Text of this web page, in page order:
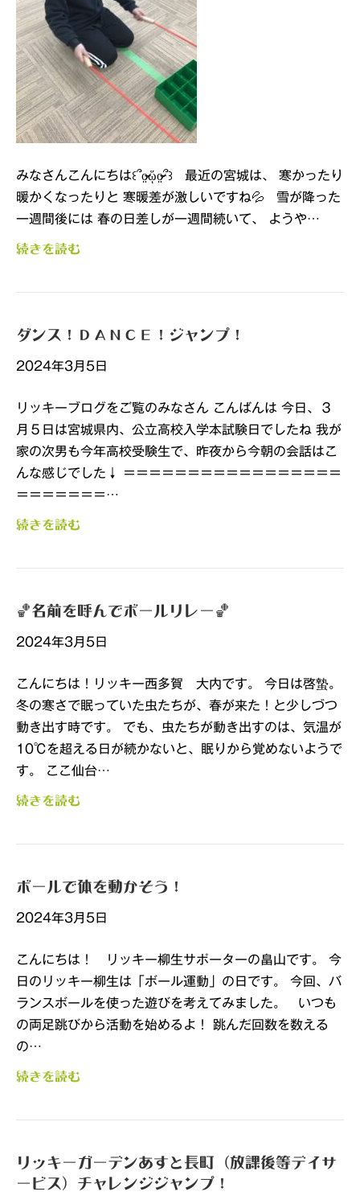
みなさんこんにちは꒰՞o̴̶̷̤ᾥo̴̶̷̤՞꒱ 最近の宮城は、 寒かったり
暖かくなったりと 寒暖差が激しいですね💦 雪が降った
一週間後には 春の日差しが一週間続いて、 ようや…
続きを読む
ダンス！ＤＡＮＣＥ！ジャンプ！
2024年3月5日
リッキーブログをご覧のみなさん こんばんは 今日、３
月５日は宮城県内、公立高校入学本試験日でしたね 我が
家の次男も今年高校受験生で、昨夜から今朝の会話はこ
んな感じでした↓ ＝＝＝＝＝＝＝＝＝＝＝＝＝＝＝＝＝
＝＝＝＝＝＝＝…
続きを読む
🏀名前を呼んでボールリレー🏀
2024年3月5日
こんにちは！リッキー西多賀 大内です。 今日は啓蟄。
冬の寒さで眠っていた虫たちが、春が来た！と少しづつ
動き出す時です。 でも、虫たちが動き出すのは、気温が
10℃を超える日が続かないと、眠りから覚めないようで
す。 ここ仙台…
続きを読む
ボールで体を動かそう！
2024年3月5日
こんにちは！ リッキー柳生サポーターの畠山です。 今
日のリッキー柳生は「ボール運動」の日です。 今回、バ
ランスボールを使った遊びを考えてみました。 いつも
の両足跳びから活動を始めるよ！ 跳んだ回数を数える
の…
続きを読む
リッキーガーデンあすと長町（放課後等デイサ
ービス）チャレンジジャンプ！